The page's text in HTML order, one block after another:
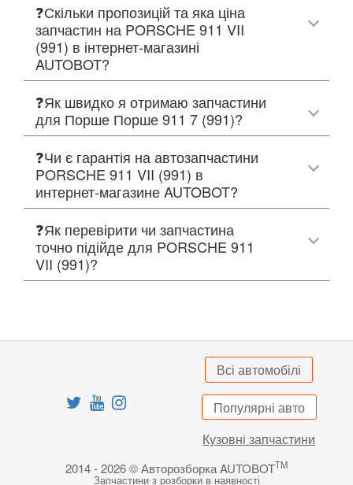
❓Скільки пропозицій та яка ціна
запчастин на PORSCHE 911 VII
(991) в інтернет-магазині
AUTOBOT?
❓Як швидко я отримаю запчастини
для Порше Порше 911 7 (991)?
❓Чи є гарантія на автозапчастини
PORSCHE 911 VII (991) в
интернет-магазине AUTOBOT?
❓Як перевірити чи запчастина
точно підійде для PORSCHE 911
VII (991)?
Всі автомобілі
Популярні авто
Кузовні запчастини
2014 - 2026 © Авторозборка AUTOBOTTM
Запчастини з розборки в наявності